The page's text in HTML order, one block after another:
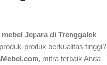
Jepara di Trenggalek
produk berkualitas tinggi?
, mitra terbaik Anda